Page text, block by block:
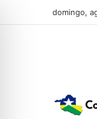
domingo,